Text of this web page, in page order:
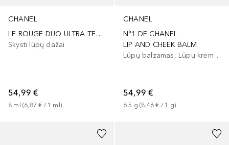
CHANEL
LE ROUGE DUO ULTRA TENUE
Skysti lūpų dažai
54,99 €
8 ml (6,87 € / 1 ml)
CHANEL
N°1 DE CHANEL
LIP AND CHEEK BALM
Lūpų balzamas, Lūpų kremas
54,99 €
6.5 g (8,46 € / 1 g)
+3